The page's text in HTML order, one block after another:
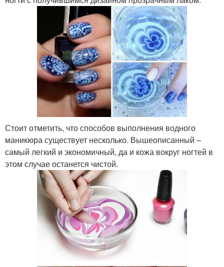
Стоит отметить, что способов выполнения водного
маникюра существует несколько. Вышеописанный –
самый легкий и экономичный, да и кожа вокруг ногтей в
этом случае останется чистой.